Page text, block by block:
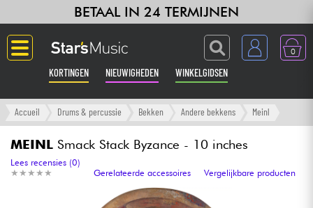
BETAAL IN 24 TERMIJNEN
0
KORTINGEN NIEUWIGHEDEN WINKELGIDSEN
Langue
Gitaar & Bas
Versterker & Effecten
Accueil Drums & percussie Bekken Andere bekkens Meinl
MEINL Smack Stack Byzance - 10 inches
★ ★ ★ ★ ★
★ ★ ★ ★ ★
Lees recensies (0)
Gerelateerde accessoires
Vergelijkbare producten